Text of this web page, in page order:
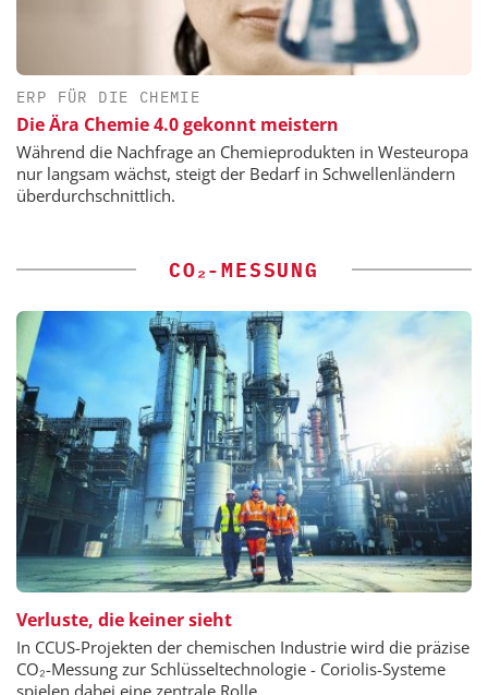
ERP FÜR DIE CHEMIE
Die Ära Chemie 4.0 gekonnt meistern
Während die Nachfrage an Chemieprodukten in Westeuropa
nur langsam wächst, steigt der Bedarf in Schwellenländern
überdurchschnittlich.
CO₂-MESSUNG
Verluste, die keiner sieht
In CCUS-Projekten der chemischen Industrie wird die präzise
CO₂-Messung zur Schlüsseltechnologie - Coriolis-Systeme